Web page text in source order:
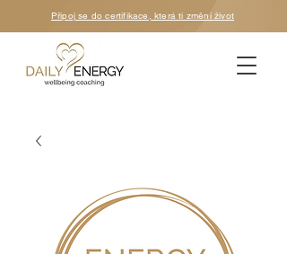
Připoj se do certifikace, která ti změní život